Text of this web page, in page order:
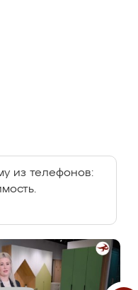
из телефонов: